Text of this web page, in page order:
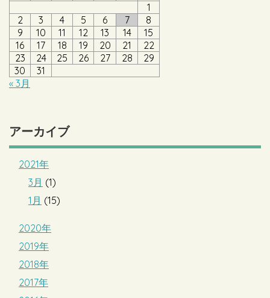
1
2
3 4 5 6 7
8
9
10 11 12 13 14
15
16
17 18 19 20 21
22
23
24 25 26 27 28
29
30
31
« 3月
アーカイブ
2021年
3月 (1)
1月 (15)
2020年
2019年
2018年
2017年